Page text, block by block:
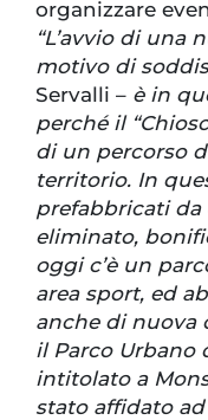
organizzare
“L’avvio di una
motivo di
Servalli – è in
perché il
di un percorso
territorio. In
prefabbricati da
eliminato,
oggi c’è un
area sport, ed
anche di nuova
il Parco Urbano
intitolato a
stato affidato